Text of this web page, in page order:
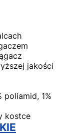
jakości
poliamid, 1%
kostce